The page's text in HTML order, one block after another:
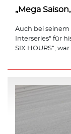
„Mega
Auch bei seinem
Interseries“ für
SIX HOURS“,